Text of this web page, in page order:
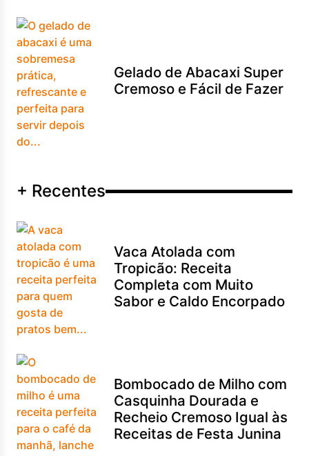
Gelado de Abacaxi Super
Cremoso e Fácil de Fazer
+ Recentes
Vaca Atolada com
Tropicão: Receita
Completa com Muito
Sabor e Caldo Encorpado
Bombocado de Milho com
Casquinha Dourada e
Recheio Cremoso Igual às
Receitas de Festa Junina